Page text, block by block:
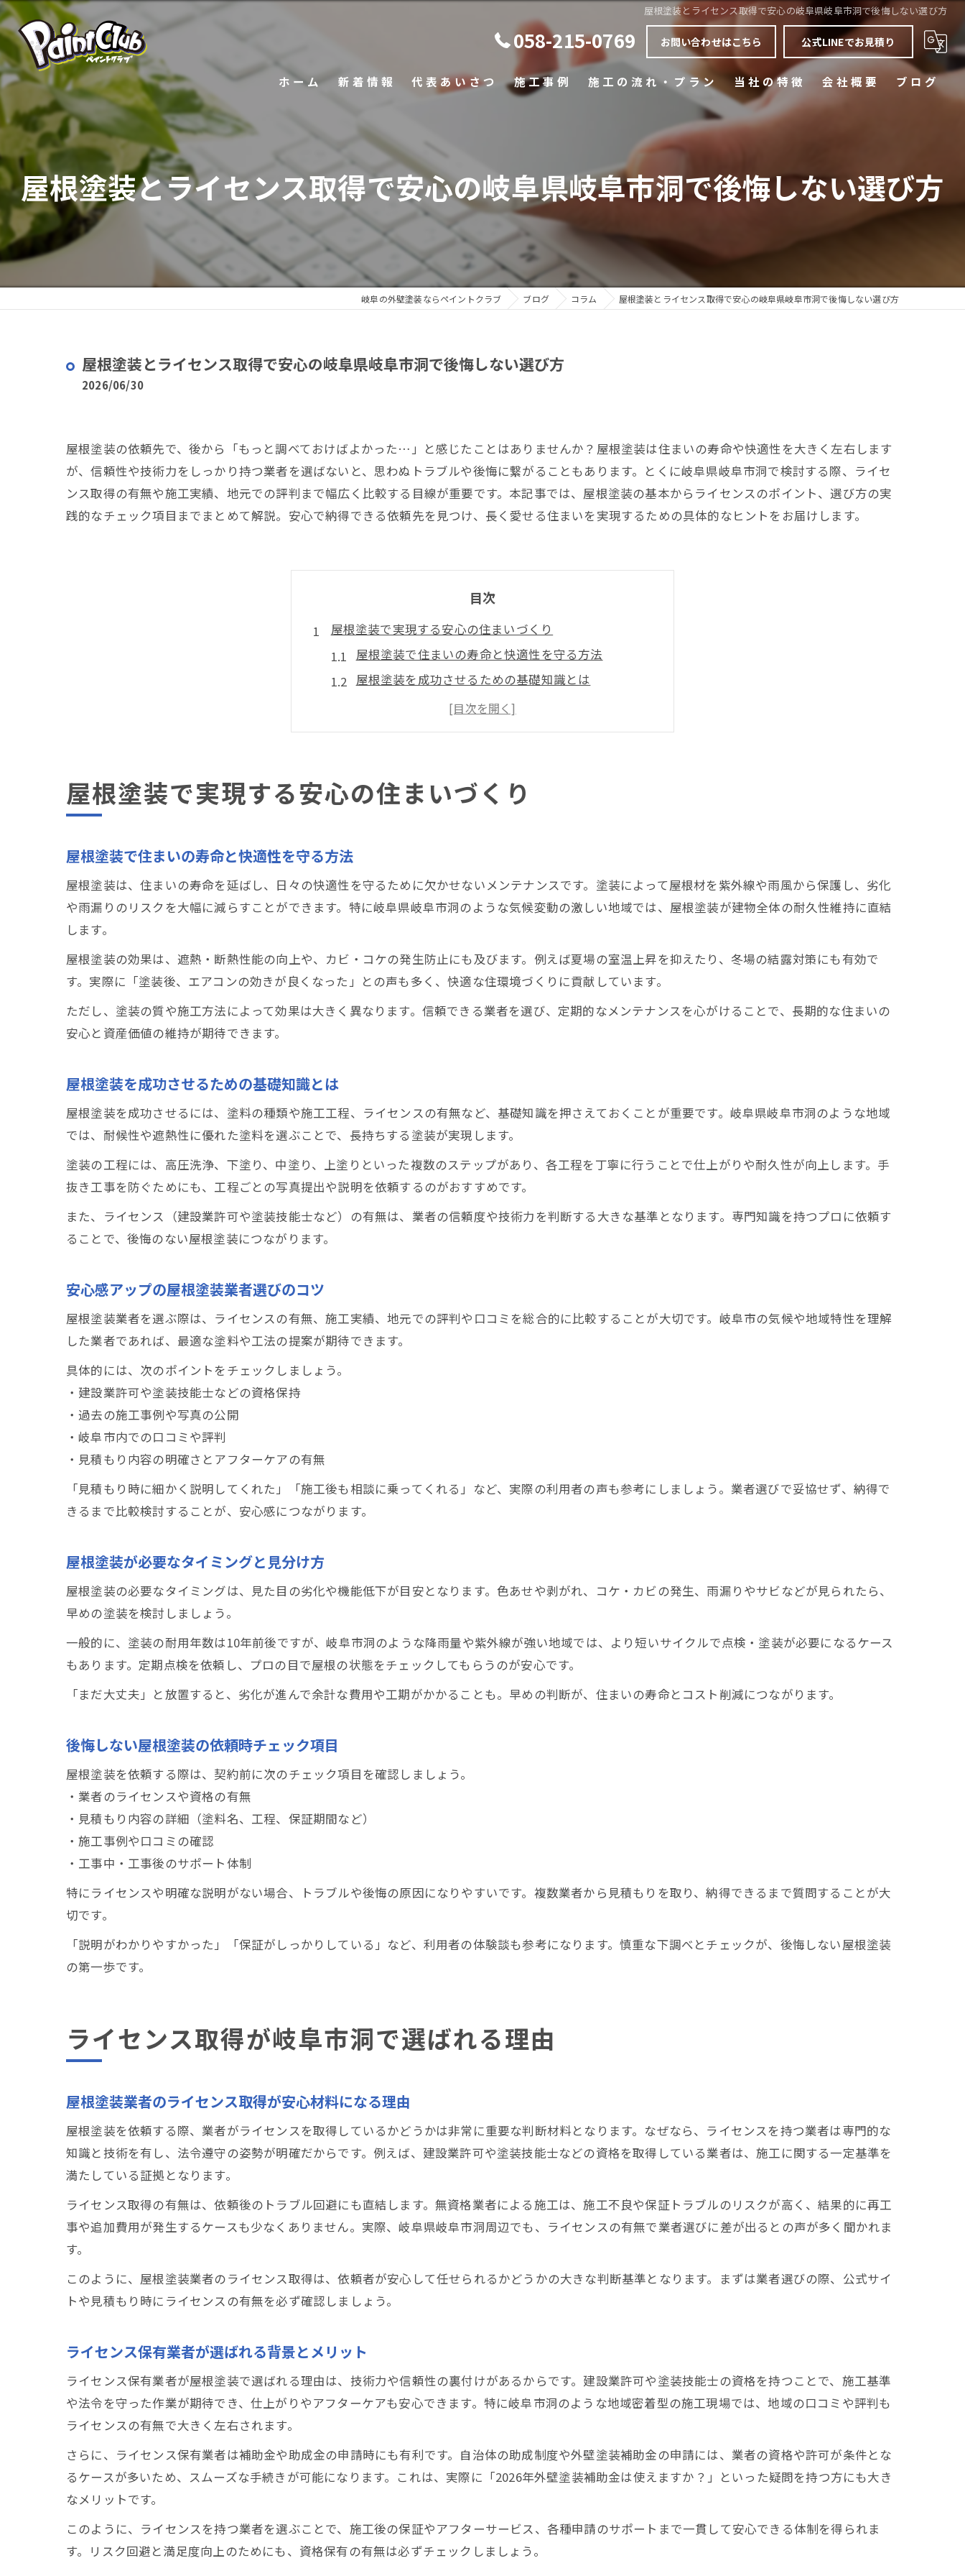
屋根塗装とライセンス取得で安心の岐阜県岐阜市洞で後悔しない選び方
058-215-0769 お問い合わせはこちら 公式LINEでお見積り
ホーム 新着情報 代表あいさつ 施工事例 施工の流れ・プラン
よくある質問
当社の特徴
屋根塗装
色あせ
会社概要 ブログ
屋根塗装とライセンス取得で安心の岐阜県岐阜市洞で後悔しない選び方
岐阜の外壁塗装ならペイントクラブ ブログ コラム 屋根塗装とライセンス取得で安心の岐阜県岐阜市洞で後悔しない選び方
屋根塗装とライセンス取得で安心の岐阜県岐阜市洞で後悔しない選び方
2026/06/30
屋根塗装の依頼先で、後から「もっと調べておけばよかった…」と感じたことはありませんか？屋根塗装は住まいの寿命や快適性を大きく左右します
が、信頼性や技術力をしっかり持つ業者を選ばないと、思わぬトラブルや後悔に繋がることもあります。とくに岐阜県岐阜市洞で検討する際、ライセ
ンス取得の有無や施工実績、地元での評判まで幅広く比較する目線が重要です。本記事では、屋根塗装の基本からライセンスのポイント、選び方の実
践的なチェック項目までまとめて解説。安心で納得できる依頼先を見つけ、長く愛せる住まいを実現するための具体的なヒントをお届けします。
目次
屋根塗装で実現する安心の住まいづくり
屋根塗装で住まいの寿命と快適性を守る方法
屋根塗装を成功させるための基礎知識とは
安心感アップの屋根塗装業者選びのコツ
屋根塗装が必要なタイミングと見分け方
ライセンス取得が岐阜市洞で選ばれる理由
屋根塗装業者のライセンス取得が安心材料になる理由
岐阜市洞で重視すべき屋根塗装の資格と基準
施工実績豊富な屋根塗装業者の見極め方
屋根塗装の口コミで注目すべきポイント解説
口コミが示す屋根塗装の実際の満足度とは
信頼できる屋根塗装業者の口コミの見分け方
屋根塗装を検討するなら知っておきたい基礎知識
屋根塗装の基本工程と失敗しないポイント
屋根塗装の種類と素材選びの重要性
屋根塗装の耐久性を高める塗料選定のコツ
屋根塗装を依頼する前の基礎知識まとめ
屋根塗装と外壁塗装の違いと併用の利点
屋根塗装で後悔しないための確認事項
業者選びで失敗しない屋根塗装の選定基準
屋根塗装業者のアフターサービスも要確認
屋根塗装で実現する安心の住まいづくり
屋根塗装で住まいの寿命と快適性を守る方法
屋根塗装は、住まいの寿命を延ばし、日々の快適性を守るために欠かせないメンテナンスです。塗装によって屋根材を紫外線や雨風から保護し、劣化
や雨漏りのリスクを大幅に減らすことができます。特に岐阜県岐阜市洞のような気候変動の激しい地域では、屋根塗装が建物全体の耐久性維持に直結
します。
屋根塗装の効果は、遮熱・断熱性能の向上や、カビ・コケの発生防止にも及びます。例えば夏場の室温上昇を抑えたり、冬場の結露対策にも有効で
す。実際に「塗装後、エアコンの効きが良くなった」との声も多く、快適な住環境づくりに貢献しています。
ただし、塗装の質や施工方法によって効果は大きく異なります。信頼できる業者を選び、定期的なメンテナンスを心がけることで、長期的な住まいの
安心と資産価値の維持が期待できます。
屋根塗装を成功させるための基礎知識とは
屋根塗装を成功させるには、塗料の種類や施工工程、ライセンスの有無など、基礎知識を押さえておくことが重要です。岐阜県岐阜市洞のような地域
では、耐候性や遮熱性に優れた塗料を選ぶことで、長持ちする塗装が実現します。
塗装の工程には、高圧洗浄、下塗り、中塗り、上塗りといった複数のステップがあり、各工程を丁寧に行うことで仕上がりや耐久性が向上します。手
抜き工事を防ぐためにも、工程ごとの写真提出や説明を依頼するのがおすすめです。
また、ライセンス（建設業許可や塗装技能士など）の有無は、業者の信頼度や技術力を判断する大きな基準となります。専門知識を持つプロに依頼す
ることで、後悔のない屋根塗装につながります。
安心感アップの屋根塗装業者選びのコツ
屋根塗装業者を選ぶ際は、ライセンスの有無、施工実績、地元での評判や口コミを総合的に比較することが大切です。岐阜市の気候や地域特性を理解
した業者であれば、最適な塗料や工法の提案が期待できます。
具体的には、次のポイントをチェックしましょう。
・建設業許可や塗装技能士などの資格保持
・過去の施工事例や写真の公開
・岐阜市内での口コミや評判
・見積もり内容の明確さとアフターケアの有無
「見積もり時に細かく説明してくれた」「施工後も相談に乗ってくれる」など、実際の利用者の声も参考にしましょう。業者選びで妥協せず、納得で
きるまで比較検討することが、安心感につながります。
屋根塗装が必要なタイミングと見分け方
屋根塗装の必要なタイミングは、見た目の劣化や機能低下が目安となります。色あせや剥がれ、コケ・カビの発生、雨漏りやサビなどが見られたら、
早めの塗装を検討しましょう。
一般的に、塗装の耐用年数は10年前後ですが、岐阜市洞のような降雨量や紫外線が強い地域では、より短いサイクルで点検・塗装が必要になるケース
もあります。定期点検を依頼し、プロの目で屋根の状態をチェックしてもらうのが安心です。
「まだ大丈夫」と放置すると、劣化が進んで余計な費用や工期がかかることも。早めの判断が、住まいの寿命とコスト削減につながります。
後悔しない屋根塗装の依頼時チェック項目
屋根塗装を依頼する際は、契約前に次のチェック項目を確認しましょう。
・業者のライセンスや資格の有無
・見積もり内容の詳細（塗料名、工程、保証期間など）
・施工事例や口コミの確認
・工事中・工事後のサポート体制
特にライセンスや明確な説明がない場合、トラブルや後悔の原因になりやすいです。複数業者から見積もりを取り、納得できるまで質問することが大
切です。
「説明がわかりやすかった」「保証がしっかりしている」など、利用者の体験談も参考になります。慎重な下調べとチェックが、後悔しない屋根塗装
の第一歩です。
ライセンス取得が岐阜市洞で選ばれる理由
屋根塗装業者のライセンス取得が安心材料になる理由
屋根塗装を依頼する際、業者がライセンスを取得しているかどうかは非常に重要な判断材料となります。なぜなら、ライセンスを持つ業者は専門的な
知識と技術を有し、法令遵守の姿勢が明確だからです。例えば、建設業許可や塗装技能士などの資格を取得している業者は、施工に関する一定基準を
満たしている証拠となります。
ライセンス取得の有無は、依頼後のトラブル回避にも直結します。無資格業者による施工は、施工不良や保証トラブルのリスクが高く、結果的に再工
事や追加費用が発生するケースも少なくありません。実際、岐阜県岐阜市洞周辺でも、ライセンスの有無で業者選びに差が出るとの声が多く聞かれま
す。
このように、屋根塗装業者のライセンス取得は、依頼者が安心して任せられるかどうかの大きな判断基準となります。まずは業者選びの際、公式サイ
トや見積もり時にライセンスの有無を必ず確認しましょう。
ライセンス保有業者が選ばれる背景とメリット
ライセンス保有業者が屋根塗装で選ばれる理由は、技術力や信頼性の裏付けがあるからです。建設業許可や塗装技能士の資格を持つことで、施工基準
や法令を守った作業が期待でき、仕上がりやアフターケアも安心できます。特に岐阜市洞のような地域密着型の施工現場では、地域の口コミや評判も
ライセンスの有無で大きく左右されます。
さらに、ライセンス保有業者は補助金や助成金の申請時にも有利です。自治体の助成制度や外壁塗装補助金の申請には、業者の資格や許可が条件とな
るケースが多いため、スムーズな手続きが可能になります。これは、実際に「2026年外壁塗装補助金は使えますか？」といった疑問を持つ方にも大き
なメリットです。
このように、ライセンスを持つ業者を選ぶことで、施工後の保証やアフターサービス、各種申請のサポートまで一貫して安心できる体制を得られま
す。リスク回避と満足度向上のためにも、資格保有の有無は必ずチェックしましょう。